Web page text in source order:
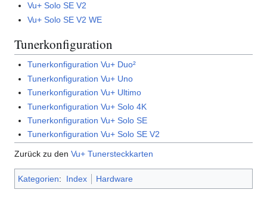
Vu+ Solo SE V2
Vu+ Solo SE V2 WE
Tunerkonfiguration
Tunerkonfiguration Vu+ Duo²
Tunerkonfiguration Vu+ Uno
Tunerkonfiguration Vu+ Ultimo
Tunerkonfiguration Vu+ Solo 4K
Tunerkonfiguration Vu+ Solo SE
Tunerkonfiguration Vu+ Solo SE V2
Zurück zu den Vu+ Tunersteckkarten
Kategorien: Index Hardware